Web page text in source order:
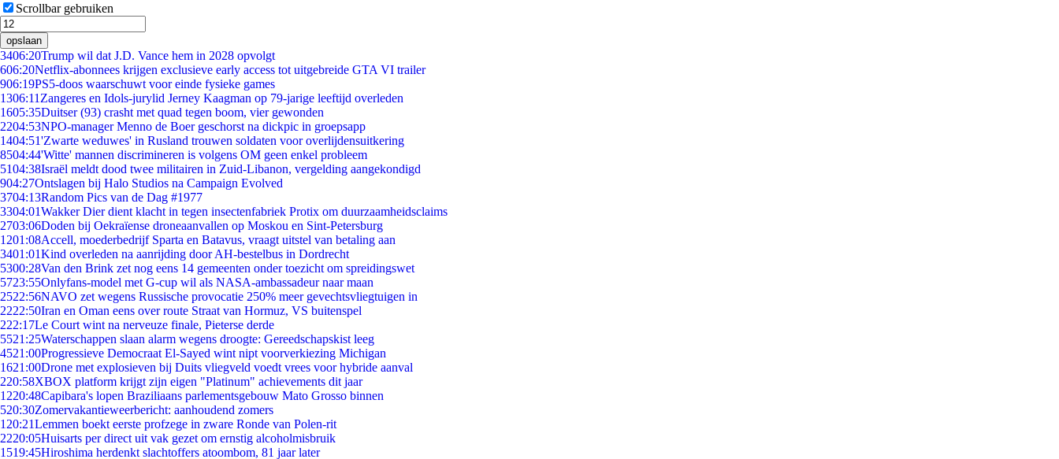
Scrollbar gebruiken
opslaan
3406:20Trump wil dat J.D. Vance hem in 2028 opvolgt
606:20Netflix-abonnees krijgen exclusieve early access tot uitgebreide GTA VI trailer
906:19PS5-doos waarschuwt voor einde fysieke games
1306:11 Zangeres en Idols-jurylid Jerney Kaagman op 79-jarige leeftijd overleden
1605:35Duitser (93) crasht met quad tegen boom, vier gewonden
2204:53NPO-manager Menno de Boer geschorst na dickpic in groepsapp
1404:51'Zwarte weduwes' in Rusland trouwen soldaten voor overlijdensuitkering
8504:44'Witte' mannen discrimineren is volgens OM geen enkel probleem
5104:38Israël meldt dood twee militairen in Zuid-Libanon, vergelding aangekondigd
904:27Ontslagen bij Halo Studios na Campaign Evolved
3704:13Random Pics van de Dag #1977
3304:01Wakker Dier dient klacht in tegen insectenfabriek Protix om duurzaamheidsclaims
2703:06Doden bij Oekraïense droneaanvallen op Moskou en Sint-Petersburg
1201:08Accell, moederbedrijf Sparta en Batavus, vraagt uitstel van betaling aan
3401:01Kind overleden na aanrijding door AH-bestelbus in Dordrecht
5300:28Van den Brink zet nog eens 14 gemeenten onder toezicht om spreidingswet
5723:55Onlyfans-model met G-cup wil als NASA-ambassadeur naar maan
2522:56NAVO zet wegens Russische provocatie 250% meer gevechtsvliegtuigen in
2222:50Iran en Oman eens over route Straat van Hormuz, VS buitenspel
222:17Le Court wint na nerveuze finale, Pieterse derde
5521:25Waterschappen slaan alarm wegens droogte: Gereedschapskist leeg
4521:00Progressieve Democraat El-Sayed wint nipt voorverkiezing Michigan
1621:00Drone met explosieven bij Duits vliegveld voedt vrees voor hybride aanval
220:58XBOX platform krijgt zijn eigen "Platinum" achievements dit jaar
1220:48Capibara's lopen Braziliaans parlementsgebouw Mato Grosso binnen
520:30Zomervakantieweerbericht: aanhoudend zomers
1 20:21Lemmen boekt eerste profzege in zware Ronde van Polen-rit
2220:05Huisarts per direct uit vak gezet om ernstig alcoholmisbruik
1519:45Hiroshima herdenkt slachtoffers atoombom, 81 jaar later